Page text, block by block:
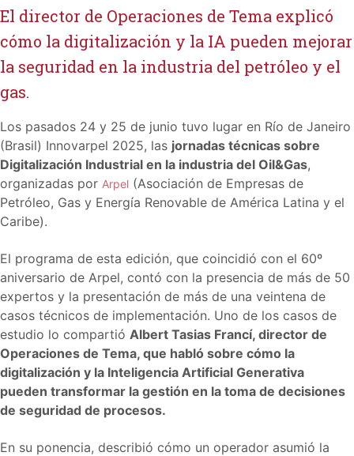
El director de Operaciones de Tema explicó
cómo la digitalización y la IA pueden mejorar
la seguridad en la industria del petróleo y el
gas.
Los pasados 24 y 25 de junio tuvo lugar en Río de Janeiro
(Brasil) Innovarpel 2025, las jornadas técnicas sobre
Digitalización Industrial en la industria del Oil&Gas,
organizadas por Arpel (Asociación de Empresas de
Petróleo, Gas y Energía Renovable de América Latina y el
Caribe).
El programa de esta edición, que coincidió con el 60º
aniversario de Arpel, contó con la presencia de más de 50
expertos y la presentación de más de una veintena de
casos técnicos de implementación. Uno de los casos de
estudio lo compartió Albert Tasias Francí, director de
Operaciones de Tema, que habló sobre cómo la
digitalización y la Inteligencia Artificial Generativa
pueden transformar la gestión en la toma de decisiones
de seguridad de procesos.
En su ponencia, describió cómo un operador asumió la